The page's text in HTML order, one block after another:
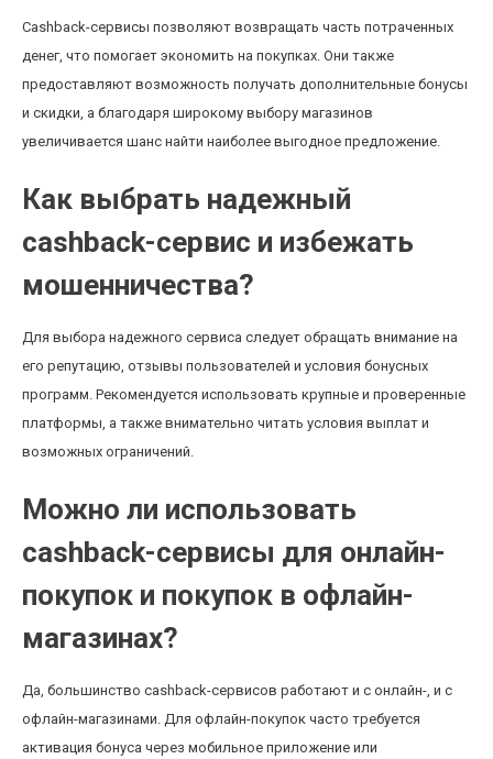
Cashback-сервисы позволяют возвращать часть потраченных
денег, что помогает экономить на покупках. Они также
предоставляют возможность получать дополнительные бонусы
и скидки, а благодаря широкому выбору магазинов
увеличивается шанс найти наиболее выгодное предложение.
Как выбрать надежный
cashback-сервис и избежать
мошенничества?
Для выбора надежного сервиса следует обращать внимание на
его репутацию, отзывы пользователей и условия бонусных
программ. Рекомендуется использовать крупные и проверенные
платформы, а также внимательно читать условия выплат и
возможных ограничений.
Можно ли использовать
cashback-сервисы для онлайн-
покупок и покупок в офлайн-
магазинах?
Да, большинство cashback-сервисов работают и с онлайн-, и с
офлайн-магазинами. Для офлайн-покупок часто требуется
активация бонуса через мобильное приложение или